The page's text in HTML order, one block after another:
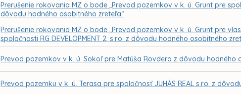
Prerušenie rokovania MZ o bode „Prevod pozemkov v k. ú. Grunt pre
dôvodu hodného osobitného zreteľa“
Prerušenie rokovania MZ o bode „Prevod pozemkov v k. ú. Grunt pre
spoločnosti RG DEVELOPMENT 2, s.r.o. z dôvodu hodného osobitného
Prevod pozemkov v k. ú. Sokoľ pre Matúša Rovdera z dôvodu hodného
Prevod pozemku v k. ú. Terasa pre spoločnosť JUHÁS REAL s.r.o. z